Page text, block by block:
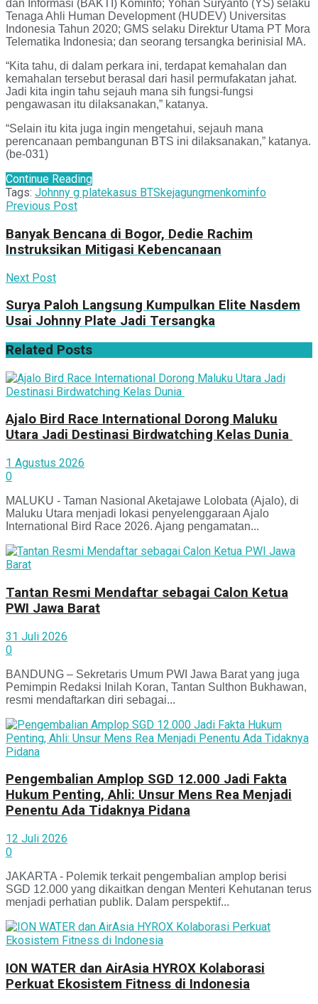
dan Informasi (BAKTI) Kominfo; Yohan Suryanto (YS) selaku
Tenaga Ahli Human Development (HUDEV) Universitas
Indonesia Tahun 2020; GMS selaku Direktur Utama PT Mora
Telematika Indonesia; dan seorang tersangka berinisial MA.
“Kita tahu, di dalam perkara ini, terdapat kemahalan dan
kemahalan tersebut berasal dari hasil permufakatan jahat.
Jadi kita ingin tahu sejauh mana sih fungsi-fungsi
pengawasan itu dilaksanakan,” katanya.
“Selain itu kita juga ingin mengetahui, sejauh mana
perencanaan pembangunan BTS ini dilaksanakan,” katanya.
(be-031)
Continue Reading
Tags: Johnny g platekasus BTSkejagungmenkominfo
Previous Post
Banyak Bencana di Bogor, Dedie Rachim
Instruksikan Mitigasi Kebencanaan
Next Post
Surya Paloh Langsung Kumpulkan Elite Nasdem
Usai Johnny Plate Jadi Tersangka
Related Posts
Ajalo Bird Race International Dorong Maluku
Utara Jadi Destinasi Birdwatching Kelas Dunia
1 Agustus 2026
0
MALUKU - Taman Nasional Aketajawe Lolobata (Ajalo), di
Maluku Utara menjadi lokasi penyelenggaraan Ajalo
International Bird Race 2026. Ajang pengamatan...
Tantan Resmi Mendaftar sebagai Calon Ketua
PWI Jawa Barat
31 Juli 2026
0
BANDUNG – Sekretaris Umum PWI Jawa Barat yang juga
Pemimpin Redaksi Inilah Koran, Tantan Sulthon Bukhawan,
resmi mendaftarkan diri sebagai...
Pengembalian Amplop SGD 12.000 Jadi Fakta
Hukum Penting, Ahli: Unsur Mens Rea Menjadi
Penentu Ada Tidaknya Pidana
12 Juli 2026
0
JAKARTA - Polemik terkait pengembalian amplop berisi
SGD 12.000 yang dikaitkan dengan Menteri Kehutanan terus
menjadi perhatian publik. Dalam perspektif...
ION WATER dan AirAsia HYROX Kolaborasi
Perkuat Ekosistem Fitness di Indonesia